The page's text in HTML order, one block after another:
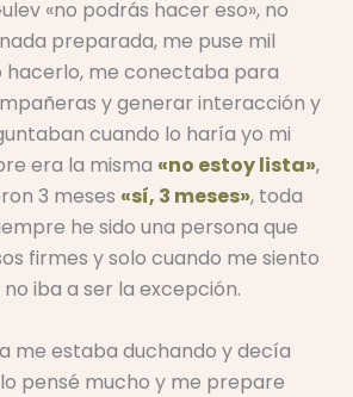
«no podrás hacer eso», no
preparada, me puse mil
hacerlo, me conectaba para
y generar interacción y
cuando lo haría yo mi
era la misma «no estoy lista»,
3 meses «sí, 3 meses», toda
he sido una persona que
firmes y solo cuando me siento
iba a ser la excepción.
me estaba duchando y decía
lo pensé mucho y me prepare